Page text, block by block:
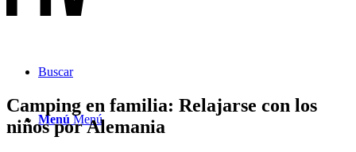
Buscar
Menú Menú
Camping en familia: Relajarse con los
niños por Alemania